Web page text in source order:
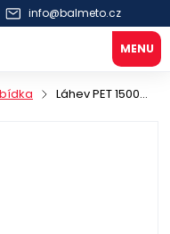
info@balmeto.cz
Láhev PET 1500ml hrdlo 28mm